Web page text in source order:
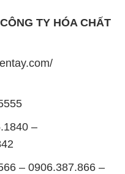
TY HÓA CHẤT
–
– 0906.387.866 –